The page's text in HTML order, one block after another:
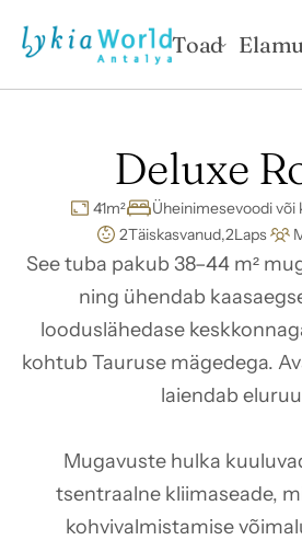
Toad
Deluxe
41m²
Üheinimesevoodi või
2Täiskasvanud,2Laps
See tuba pakub 38–44 m²
ning ühendab
looduslähedase
kohtub Tauruse mägedega.
laiendab
Mugavuste hulka
tsentraalne kliimaseade,
kohvivalmistamise